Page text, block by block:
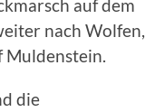
auf dem
nach Wolfen,
die